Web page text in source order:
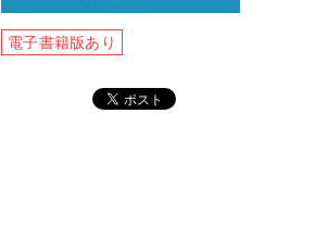
電子書籍版あり